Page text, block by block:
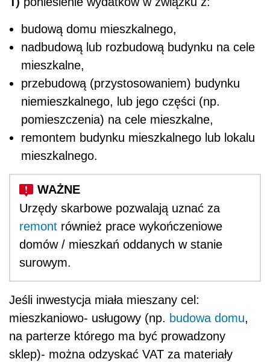
budową domu mieszkalnego,
nadbudową lub rozbudową budynku na cele
mieszkalne,
przebudową (przystosowaniem) budynku
niemieszkalnego, lub jego części (np.
pomieszczenia) na cele mieszkalne,
remontem budynku mieszkalnego lub lokalu
mieszkalnego.
Urzędy skarbowe pozwalają uznać za
remont również prace wykończeniowe
domów / mieszkań oddanych w stanie
surowym.
Jeśli inwestycja miała mieszany cel:
mieszkaniowo- usługowy (np. budowa domu,
na parterze którego ma być prowadzony
sklep)- można odzyskać VAT za materiały